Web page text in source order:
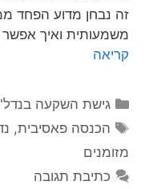
זה נבחן מדוע הפחד
משמעותית ואיך
קריאה
גישת השקעה
הכנסה פאסיבית,
מזומנים
כתיבת תגובה